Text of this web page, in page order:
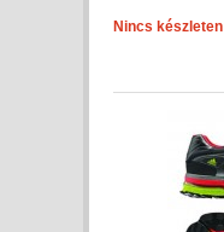
Nincs készleten